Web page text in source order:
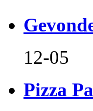
12-05
Pizza